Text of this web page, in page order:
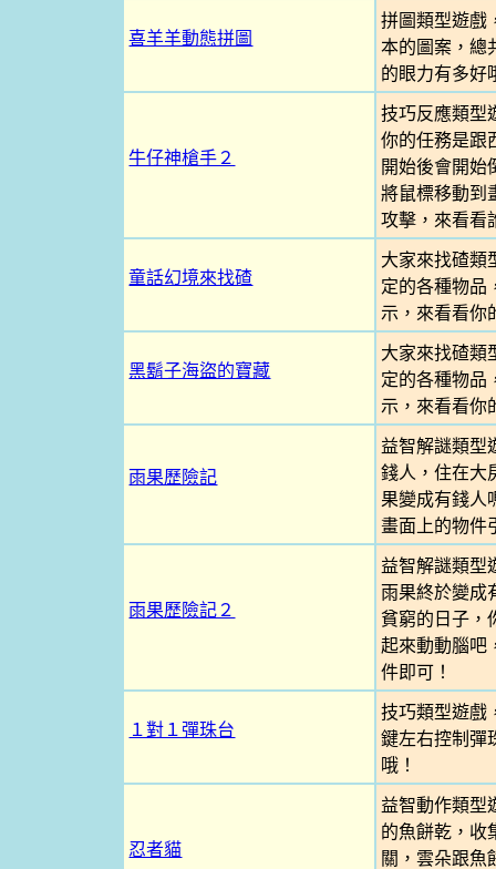
喜羊羊動態拼圖
拼圖類型遊戲
本的圖案，總
的眼力有多好
牛仔神槍手２
技巧反應類型
你的任務是跟
開始後會開始
將鼠標移動到
攻擊，來看看
童話幻境來找碴
大家來找碴類
定的各種物品
示，來看看你
黑鬍子海盜的寶藏
大家來找碴類
定的各種物品
示，來看看你
雨果歷險記
益智解謎類型
錢人，住在大
果變成有錢人
畫面上的物件
雨果歷險記２
益智解謎類型
雨果終於變成
貧窮的日子，
起來動動腦吧
件即可！
１對１彈珠台
技巧類型遊戲
鍵左右控制彈
哦！
忍者貓
益智動作類型
的魚餅乾，收
關，雲朵跟魚